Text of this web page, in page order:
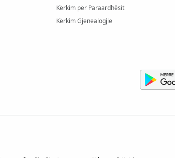
Kërkim për Paraardhësit
Kërkim Gjenealogjie